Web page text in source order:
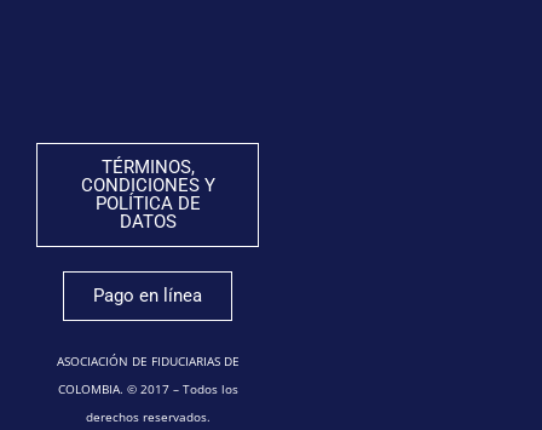
TÉRMINOS,
CONDICIONES Y
POLÍTICA DE
DATOS
Pago en línea
ASOCIACIÓN DE FIDUCIARIAS DE
COLOMBIA. © 2017 – Todos los
derechos reservados.